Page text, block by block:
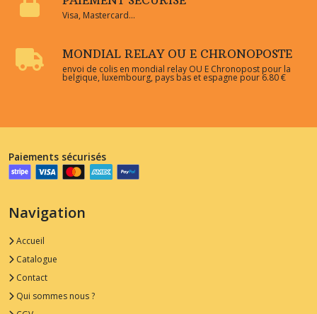
Visa, Mastercard...
MONDIAL RELAY OU E CHRONOPOSTE
envoi de colis en mondial relay OU E Chronopost pour la
belgique, luxembourg, pays bas et espagne pour 6.80 €
Paiements sécurisés
Navigation
Accueil
Catalogue
Contact
Qui sommes nous ?